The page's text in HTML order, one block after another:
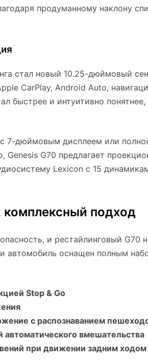
продуманному наклону
стал новый 10.25-дюймовый
CarPlay, Android Auto,
быстрее и интуитивно
7-дюймовым дисплеем или
G70 предлагает
Lexicon с 15
комплексный подход
и рестайлинговый G70
автомобиль оснащен полным
Stop & Go
с распознаванием
вмешательства
при движении задним ходом